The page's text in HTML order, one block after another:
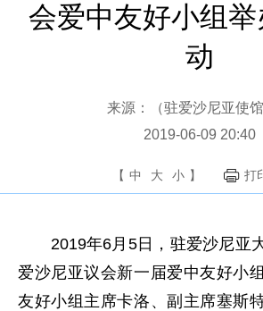
会爱中友好小组
动
来源：（驻爱沙尼亚使
2019-06-09 20:40
【 中 大 小 】 打
2019年6月5日，驻爱沙尼亚
爱沙尼亚议会新一届爱中友好小
友好小组主席卡洛、副主席塞斯